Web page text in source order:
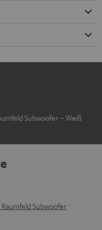
Subwoofer – Weiß
Subwoofer